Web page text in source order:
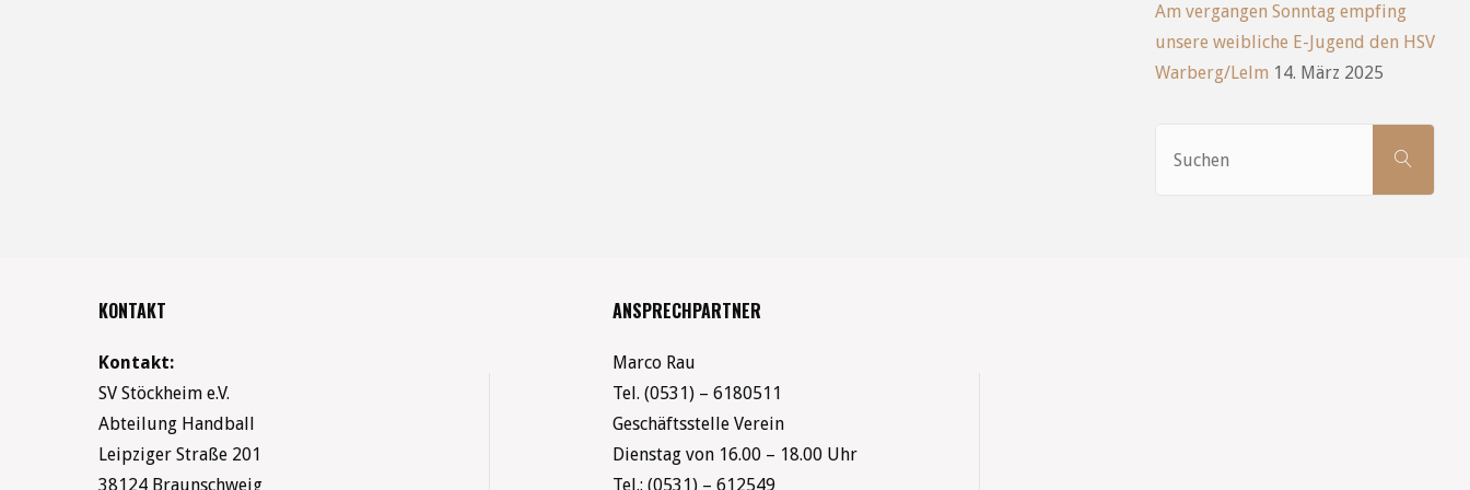
Am vergangen Sonntag empfing
unsere weibliche E-Jugend den HSV
Warberg/Lelm 14. März 2025
SUCHEN
KONTAKT
Kontakt:
SV Stöckheim e.V.
Abteilung Handball
Leipziger Straße 201
38124 Braunschweig
ANSPRECHPARTNER
Marco Rau
Tel. (0531) – 6180511
Geschäftsstelle Verein
Dienstag von 16.00 – 18.00 Uhr
Tel.: (0531) – 612549